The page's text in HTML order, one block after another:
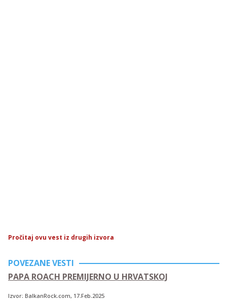
Pročitaj ovu vest iz drugih izvora
POVEZANE VESTI
PAPA ROACH PREMIJERNO U HRVATSKOJ
Izvor: BalkanRock.com, 17.Feb.2025